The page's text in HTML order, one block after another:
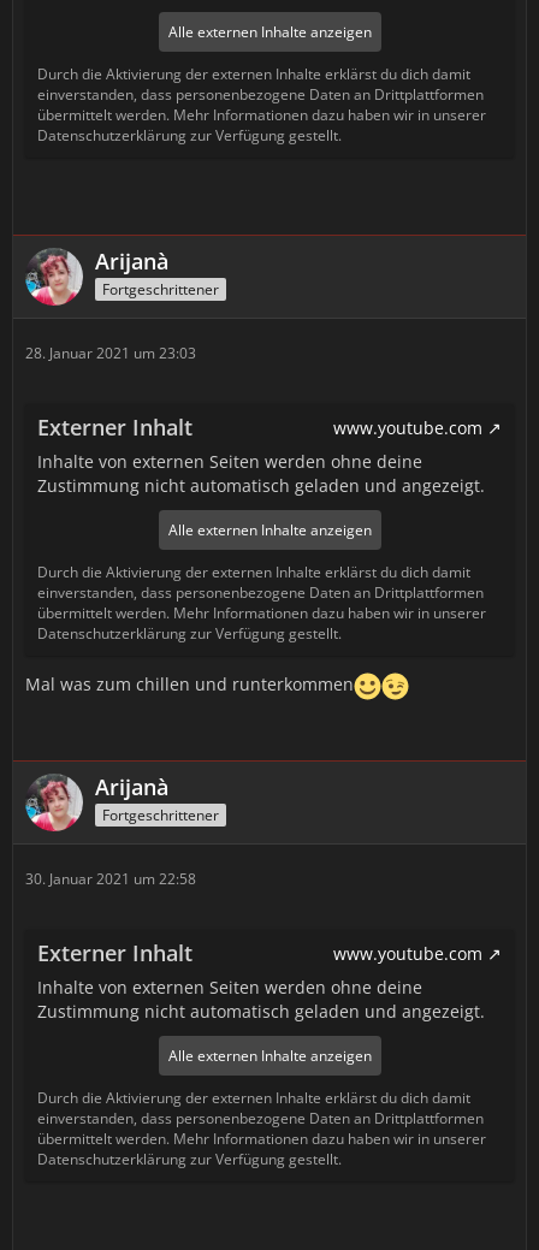
Alle externen Inhalte anzeigen
Durch die Aktivierung der externen Inhalte erklärst du dich damit
einverstanden, dass personenbezogene Daten an Drittplattformen
übermittelt werden. Mehr Informationen dazu haben wir in unserer
Datenschutzerklärung zur Verfügung gestellt.
Arijanà
Fortgeschrittener
28. Januar 2021 um 23:03
Externer Inhalt
www.youtube.com
Inhalte von externen Seiten werden ohne deine
Zustimmung nicht automatisch geladen und angezeigt.
Alle externen Inhalte anzeigen
Durch die Aktivierung der externen Inhalte erklärst du dich damit
einverstanden, dass personenbezogene Daten an Drittplattformen
übermittelt werden. Mehr Informationen dazu haben wir in unserer
Datenschutzerklärung zur Verfügung gestellt.
Mal was zum chillen und runterkommen
Arijanà
Fortgeschrittener
30. Januar 2021 um 22:58
Externer Inhalt
www.youtube.com
Inhalte von externen Seiten werden ohne deine
Zustimmung nicht automatisch geladen und angezeigt.
Alle externen Inhalte anzeigen
Durch die Aktivierung der externen Inhalte erklärst du dich damit
einverstanden, dass personenbezogene Daten an Drittplattformen
übermittelt werden. Mehr Informationen dazu haben wir in unserer
Datenschutzerklärung zur Verfügung gestellt.